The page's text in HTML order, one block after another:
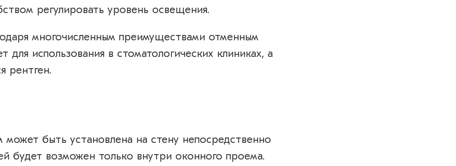
регулировать уровень освещения.
многочисленным преимуществами отменным
для использования в стоматологических клиниках, а
рентген.
быть установлена на стену непосредственно
будет возможен только внутри оконного проема.